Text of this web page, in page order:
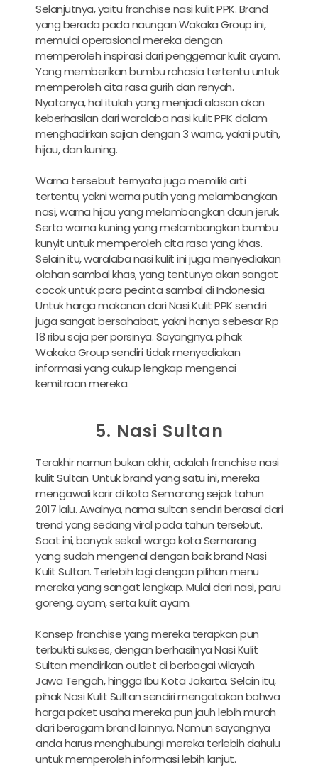
Selanjutnya, yaitu franchise nasi kulit PPK. Brand
yang berada pada naungan Wakaka Group ini,
memulai operasional mereka dengan
memperoleh inspirasi dari penggemar kulit ayam.
Yang memberikan bumbu rahasia tertentu untuk
memperoleh cita rasa gurih dan renyah.
Nyatanya, hal itulah yang menjadi alasan akan
keberhasilan dari waralaba nasi kulit PPK dalam
menghadirkan sajian dengan 3 warna, yakni putih,
hijau, dan kuning.
Warna tersebut ternyata juga memiliki arti
tertentu, yakni warna putih yang melambangkan
nasi, warna hijau yang melambangkan daun jeruk.
Serta warna kuning yang melambangkan bumbu
kunyit untuk memperoleh cita rasa yang khas.
Selain itu, waralaba nasi kulit ini juga menyediakan
olahan sambal khas, yang tentunya akan sangat
cocok untuk para pecinta sambal di Indonesia.
Untuk harga makanan dari Nasi Kulit PPK sendiri
juga sangat bersahabat, yakni hanya sebesar Rp
18 ribu saja per porsinya. Sayangnya, pihak
Wakaka Group sendiri tidak menyediakan
informasi yang cukup lengkap mengenai
kemitraan mereka.
5. Nasi Sultan
Terakhir namun bukan akhir, adalah franchise nasi
kulit Sultan. Untuk brand yang satu ini, mereka
mengawali karir di kota Semarang sejak tahun
2017 lalu. Awalnya, nama sultan sendiri berasal dari
trend yang sedang viral pada tahun tersebut.
Saat ini, banyak sekali warga kota Semarang
yang sudah mengenal dengan baik brand Nasi
Kulit Sultan. Terlebih lagi dengan pilihan menu
mereka yang sangat lengkap. Mulai dari nasi, paru
goreng, ayam, serta kulit ayam.
Konsep franchise yang mereka terapkan pun
terbukti sukses, dengan berhasilnya Nasi Kulit
Sultan mendirikan outlet di berbagai wilayah
Jawa Tengah, hingga Ibu Kota Jakarta. Selain itu,
pihak Nasi Kulit Sultan sendiri mengatakan bahwa
harga paket usaha mereka pun jauh lebih murah
dari beragam brand lainnya. Namun sayangnya
anda harus menghubungi mereka terlebih dahulu
untuk memperoleh informasi lebih lanjut.